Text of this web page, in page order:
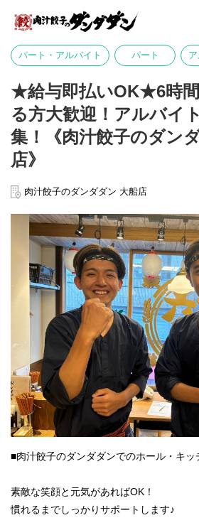
パート・アルバイト パート
★給与即払いOK★6時間
る方大歓迎！アルバイ
集！《肉汁餃子のダン
店》
肉汁餃子のダンダダン 大船店
■肉汁餃子のダンダダンでのホール・キッ
素敵な笑顔と元気があればOK！
慣れるまでしっかりサポートします♪